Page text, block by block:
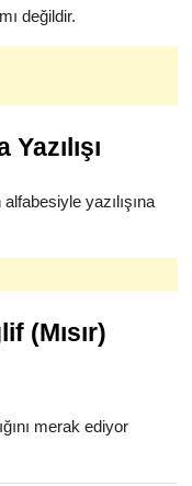
değildir.
yazılışına
(Mısır)
merak ediyor